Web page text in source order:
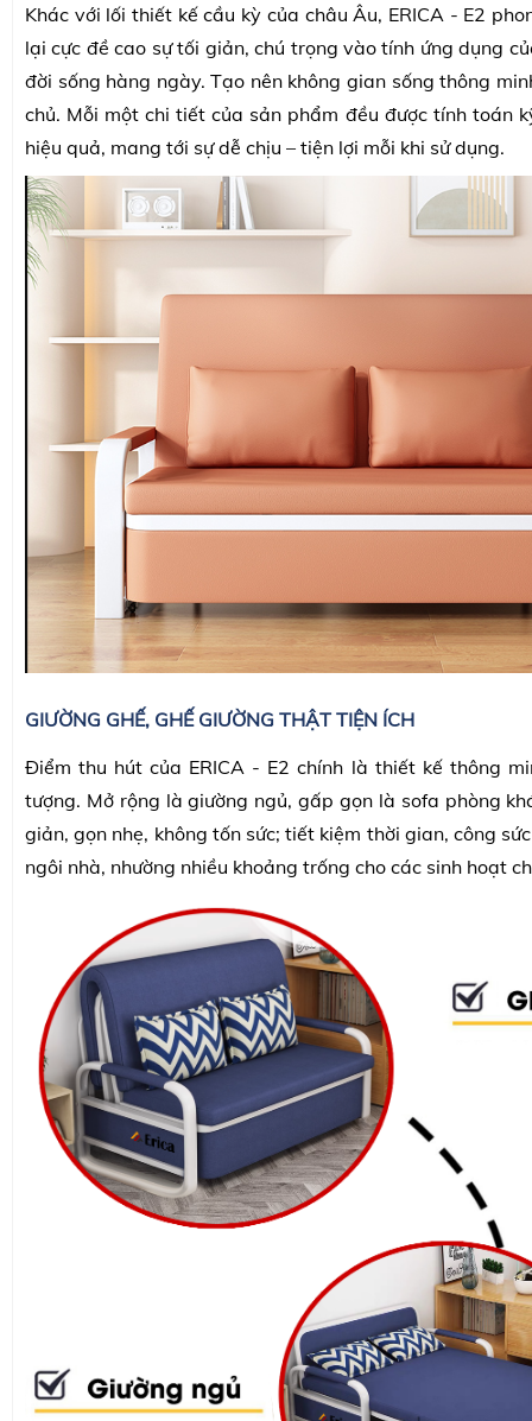
Khác với lối thiết kế cầu kỳ của châu Âu, ERICA - E2
lại cực đề cao sự tối giản, chú trọng vào tính ứng dụng
đời sống hàng ngày. Tạo nên không gian sống thông
chủ. Mỗi một chi tiết của sản phẩm đều được tính toán
hiệu quả, mang tới sự dễ chịu – tiện lợi mỗi khi sử dụng.
GIƯỜNG GHẾ, GHẾ GIƯỜNG THẬT TIỆN ÍCH
Điểm thu hút của ERICA - E2 chính là thiết kế thông
tượng. Mở rộng là giường ngủ, gấp gọn là sofa phòng
giản, gọn nhẹ, không tốn sức; tiết kiệm thời gian, công
ngôi nhà, nhường nhiều khoảng trống cho các sinh hoạt